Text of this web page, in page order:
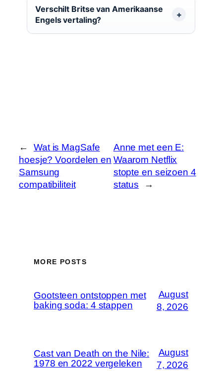
Verschilt Britse van Amerikaanse
Engels vertaling?
←
Wat is MagSafe
hoesje? Voordelen en
Samsung
compatibiliteit
Anne met een E:
Waarom Netflix
stopte en seizoen 4
status
→
MORE POSTS
Gootsteen ontstoppen met
baking soda: 4 stappen
August
8, 2026
Cast van Death on the Nile:
1978 en 2022 vergeleken
August
7, 2026